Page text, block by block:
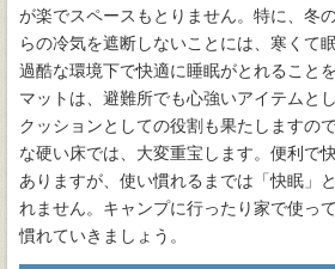
が楽でスペースもとりません。特に、冬
らの冷気を遮断しないことには、寒くて
過酷な環境下で快適に睡眠がとれること
マットは、避難所でも心強いアイテムと
クッションとしての役割も果たしますの
な硬い床では、大変重宝します。便利で
ありますが、使い慣れるまでは「快眠」
れません。キャンプに行ったり家で使っ
慣れていきましょう。